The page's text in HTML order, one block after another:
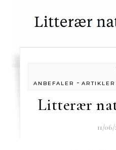
ANBEFALER
-ARTIKLER
Litterær
11/